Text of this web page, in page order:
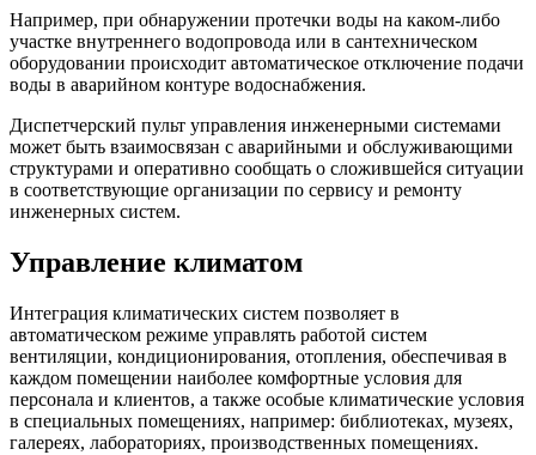
Например, при обнаружении протечки воды на каком-либо
участке внутреннего водопровода или в сантехническом
оборудовании происходит автоматическое отключение подачи
воды в аварийном контуре водоснабжения.
Диспетчерский пульт управления инженерными системами
может быть взаимосвязан с аварийными и обслуживающими
структурами и оперативно сообщать о сложившейся ситуации
в соответствующие организации по сервису и ремонту
инженерных систем.
Управление климатом
Интеграция климатических систем позволяет в
автоматическом режиме управлять работой систем
вентиляции, кондиционирования, отопления, обеспечивая в
каждом помещении наиболее комфортные условия для
персонала и клиентов, а также особые климатические условия
в специальных помещениях, например: библиотеках, музеях,
галереях, лабораториях, производственных помещениях.